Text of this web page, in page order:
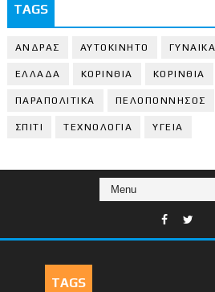
TAGS
ΑΝΔΡΑΣ ΑΥΤΟΚΙΝΗΤΟ ΓΥΝΑΙΚΑ
ΕΛΛΑΔΑ ΚΟΡΙΝΘΙΑ ΚΟΡΙΝΘΙA
ΠΑΡΑΠΟΛΙΤΙΚΑ ΠΕΛΟΠΟΝΝΗΣΟΣ
ΣΠΙΤΙ ΤΕΧΝΟΛΟΓΙΑ ΥΓΕΙΑ
TAGS